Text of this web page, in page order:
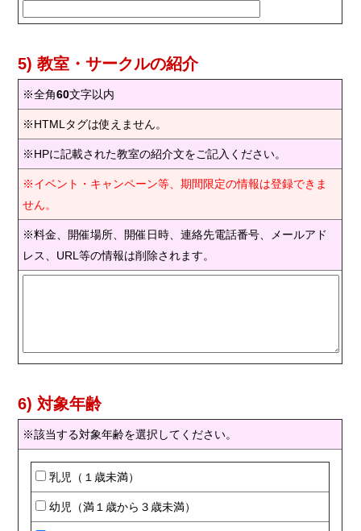
5) 教室・サークルの紹介
※全角60文字以内
※HTMLタグは使えません。
※HPに記載された教室の紹介文をご記入ください。
※イベント・キャンペーン等、期間限定の情報は登録できま
せん。
※料金、開催場所、開催日時、連絡先電話番号、メールアド
レス、URL等の情報は削除されます。
6) 対象年齢
※該当する対象年齢を選択してください。
乳児（１歳未満）
幼児（満１歳から３歳未満）